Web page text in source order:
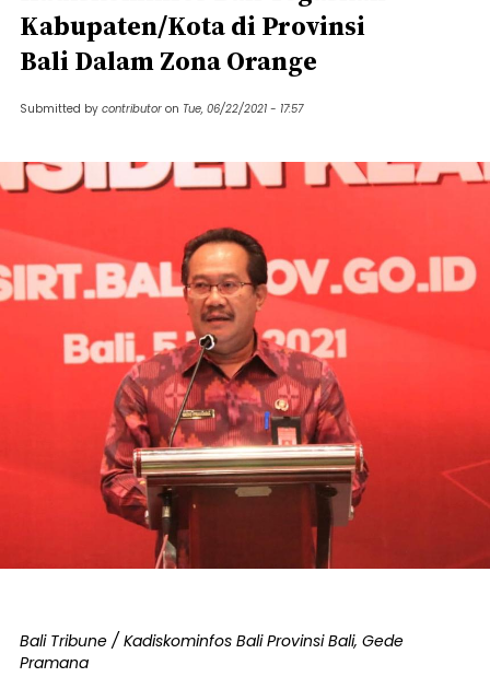
Kabupaten/Kota di Provinsi
Bali Dalam Zona Orange
Submitted by contributor on Tue, 06/22/2021 - 17:57
Bali Tribune / Kadiskominfos Bali Provinsi Bali, Gede
Pramana